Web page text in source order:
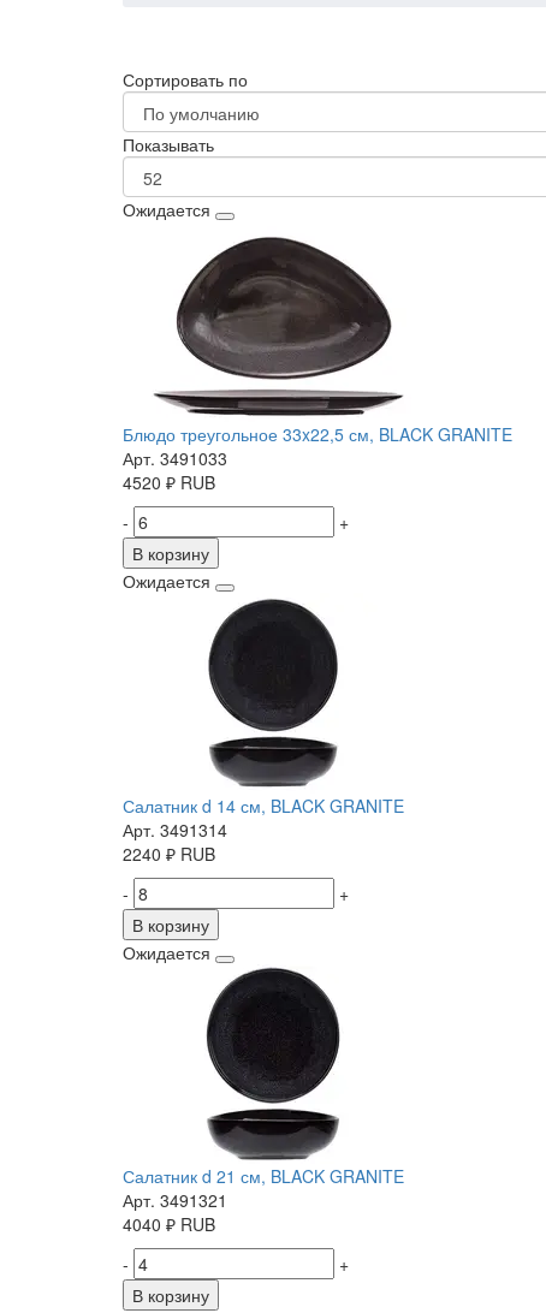
Сортировать по
Показывать
Ожидается
Блюдо треугольное 33x22,5 см, BLACK GRANITE
Арт. 3491033
4520 ₽ RUB
-
+
В корзину
Ожидается
Салатник d 14 см, BLACK GRANITE
Арт. 3491314
2240 ₽ RUB
-
+
В корзину
Ожидается
Салатник d 21 см, BLACK GRANITE
Арт. 3491321
4040 ₽ RUB
-
+
В корзину